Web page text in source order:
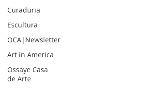
Curaduria
Escultura
OCA|Newsletter
Art in America
Ossaye Casa
de Arte